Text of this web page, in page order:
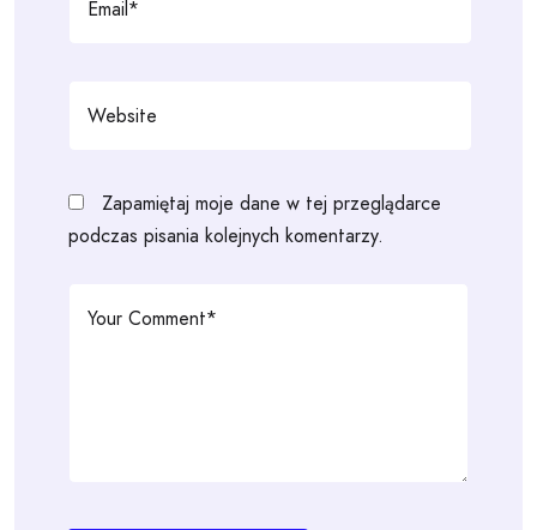
Zapamiętaj moje dane w tej przeglądarce
podczas pisania kolejnych komentarzy.